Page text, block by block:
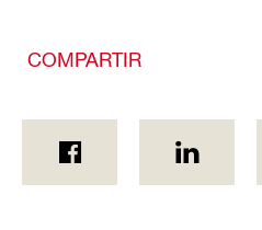
COMPARTIR